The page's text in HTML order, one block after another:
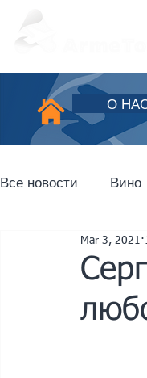
О
Все новости Вино
Mar 3, 2021